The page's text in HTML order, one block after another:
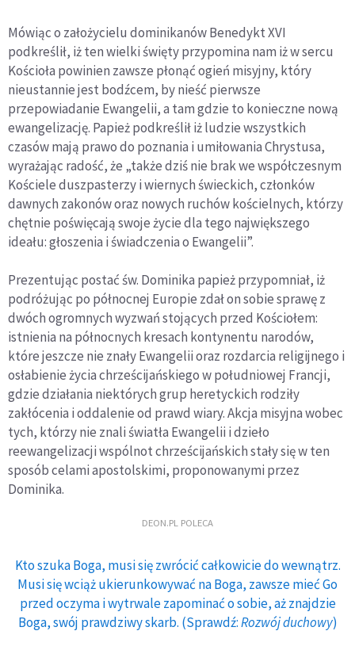
Mówiąc o założycielu dominikanów Benedykt XVI
podkreślił, iż ten wielki święty przypomina nam iż w sercu
Kościoła powinien zawsze płonąć ogień misyjny, który
nieustannie jest bodźcem, by nieść pierwsze
przepowiadanie Ewangelii, a tam gdzie to konieczne nową
ewangelizację. Papież podkreślił iż ludzie wszystkich
czasów mają prawo do poznania i umiłowania Chrystusa,
wyrażając radość, że „także dziś nie brak we współczesnym
Kościele duszpasterzy i wiernych świeckich, członków
dawnych zakonów oraz nowych ruchów kościelnych, którzy
chętnie poświęcają swoje życie dla tego największego
ideału: głoszenia i świadczenia o Ewangelii”.
Prezentując postać św. Dominika papież przypomniał, iż
podróżując po północnej Europie zdał on sobie sprawę z
dwóch ogromnych wyzwań stojących przed Kościołem:
istnienia na północnych kresach kontynentu narodów,
które jeszcze nie znały Ewangelii oraz rozdarcia religijnego i
osłabienie życia chrześcijańskiego w południowej Francji,
gdzie działania niektórych grup heretyckich rodziły
zakłócenia i oddalenie od prawd wiary. Akcja misyjna wobec
tych, którzy nie znali światła Ewangelii i dzieło
reewangelizacji wspólnot chrześcijańskich stały się w ten
sposób celami apostolskimi, proponowanymi przez
Dominika.
DEON.PL POLECA
Kto szuka Boga, musi się zwrócić całkowicie do wewnątrz.
Musi się wciąż ukierunkowywać na Boga, zawsze mieć Go
przed oczyma i wytrwale zapominać o sobie, aż znajdzie
Boga, swój prawdziwy skarb. (Sprawdź:Rozwój duchowy)